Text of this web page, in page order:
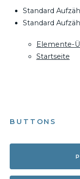
Standard
Standard
Elemente-
Startseite
BUTTONS